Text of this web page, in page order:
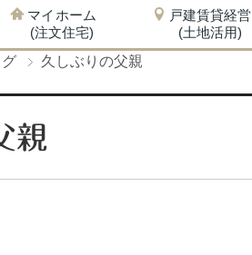
マイホーム
(注文住宅)
戸建賃貸経営
(土地活用)
久しぶりの父親
親